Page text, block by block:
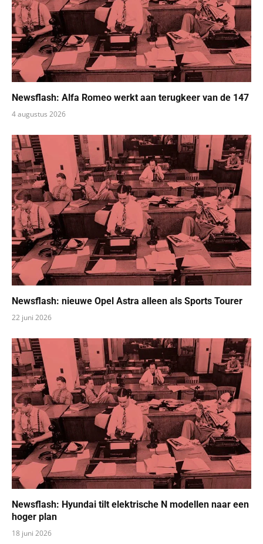
Newsflash: Alfa Romeo werkt aan terugkeer van de 147
4 augustus 2026
Newsflash: nieuwe Opel Astra alleen als Sports Tourer
22 juni 2026
Newsflash: Hyundai tilt elektrische N modellen naar een
hoger plan
18 juni 2026